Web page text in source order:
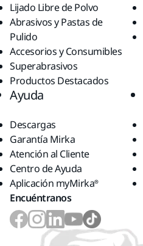
Lijado Libre de Polvo
Abrasivos y Pastas de
Pulido
Accesorios y Consumibles
Superabrasivos
Productos Destacados
Ayuda
Descargas
Garantía Mirka
Atención al Cliente
Centro de Ayuda
Aplicación myMirka®
Encuéntranos